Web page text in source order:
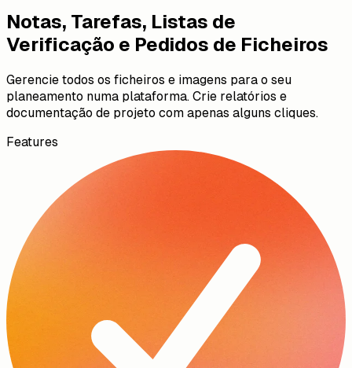
Notas, Tarefas, Listas de
Verificação e Pedidos de Ficheiros
Gerencie todos os ficheiros e imagens para o seu
planeamento numa plataforma. Crie relatórios e
documentação de projeto com apenas alguns cliques.
Features